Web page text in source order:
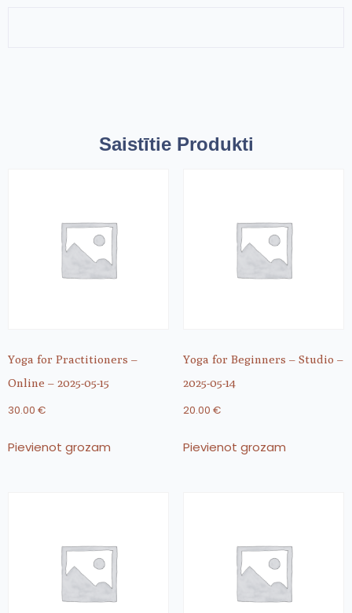
Saistītie Produkti
Yoga for Practitioners –
Online – 2025-05-15
30.00 €
Pievienot grozam
Yoga for Beginners – Studio –
2025-05-14
20.00 €
Pievienot grozam